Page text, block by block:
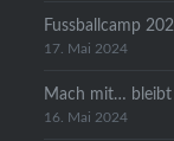
Fussballcamp
17. Mai 2024
Mach mit…
16. Mai 2024